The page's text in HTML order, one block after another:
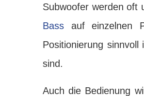
Subwoofer werden oft
Bass auf einzelnen
Positionierung
sind.
Auch die Bedienung